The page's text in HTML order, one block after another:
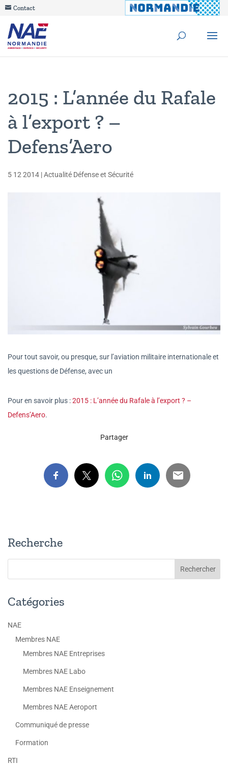
Contact
2015 : L’année du Rafale
à l’export ? –
Defens’Aero
5 12 2014 |Actualité Défense et Sécurité
Pour tout savoir, ou presque, sur l’aviation militaire internationale et
les questions de Défense, avec un
Pour en savoir plus :2015 : L’année du Rafale à l’export ? –
Defens’Aero.
Partager
Recherche
Catégories
NAE
Membres NAE
Membres NAE Entreprises
Membres NAE Labo
Membres NAE Enseignement
Membres NAE Aeroport
Communiqué de presse
Formation
RTI